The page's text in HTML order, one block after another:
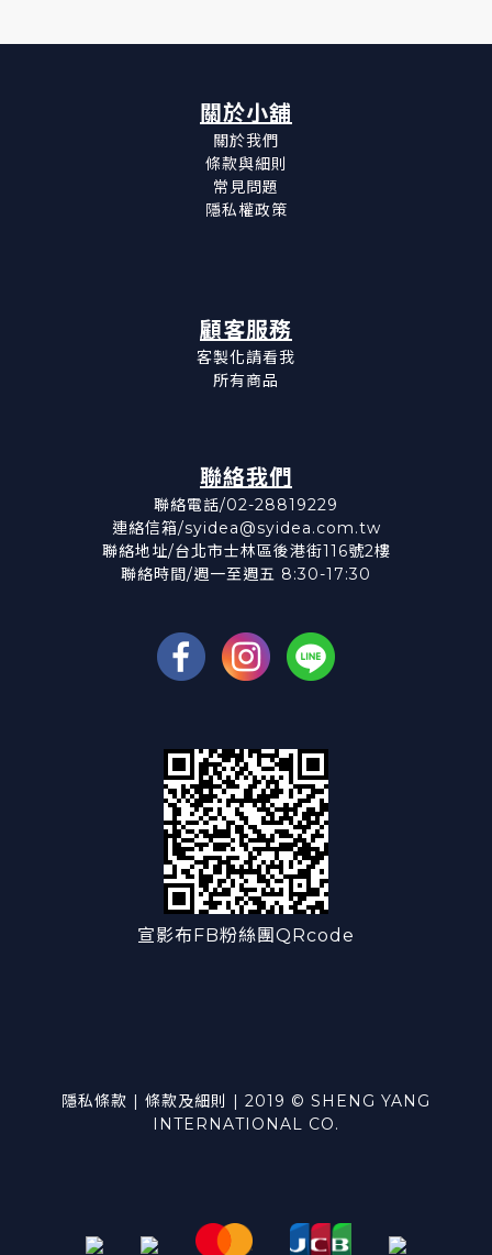
關於小舖
關於我們
條款與細則
常見問題
隱私權政策
顧客服務
客製化請看我
所有商品
聯絡我們
聯絡電話/02-28819229
連絡信箱/syidea@syidea.com.tw
聯絡地址/台北市士林區後港街116號2樓
聯絡時間/週一至週五 8:30-17:30
宣影布FB粉絲團QRcode
隱私條款 | 條款及細則 | 2019 © SHENG YANG
INTERNATIONAL CO.